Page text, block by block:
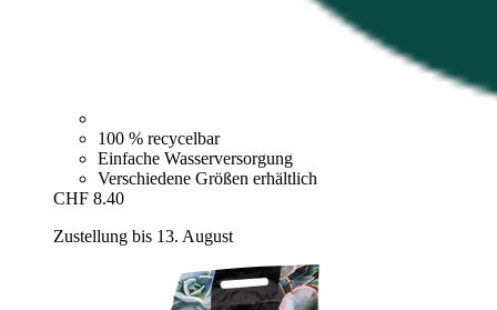
100 % recycelbar
Einfache Wasserversorgung
Verschiedene Größen erhältlich
CHF 8.40
Zustellung bis 13. August